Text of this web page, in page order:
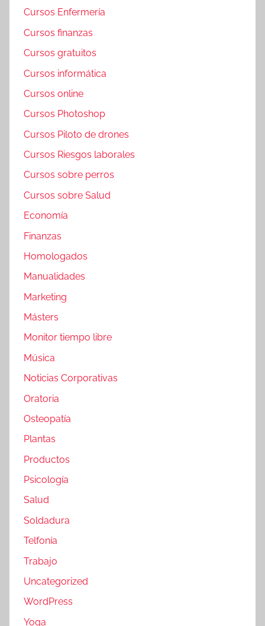
Cursos Enfermería
Cursos finanzas
Cursos gratuitos
Cursos informática
Cursos online
Cursos Photoshop
Cursos Piloto de drones
Cursos Riesgos laborales
Cursos sobre perros
Cursos sobre Salud
Economía
Finanzas
Homologados
Manualidades
Marketing
Másters
Monitor tiempo libre
Música
Noticias Corporativas
Oratoria
Osteopatía
Plantas
Productos
Psicología
Salud
Soldadura
Telfonía
Trabajo
Uncategorized
WordPress
Yoga